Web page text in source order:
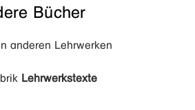
Bücher
anderen Lehrwerken
Lehrwerkstexte